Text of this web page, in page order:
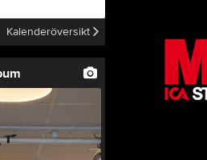
Kalenderöversikt